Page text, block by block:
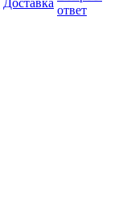
Доставка
ответ